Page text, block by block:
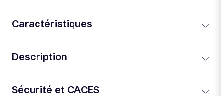
Caractéristiques
Description
Sécurité et CACES